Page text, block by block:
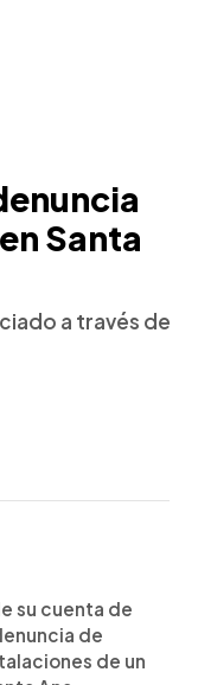
Santa
a través de
su cuenta de
de
de un